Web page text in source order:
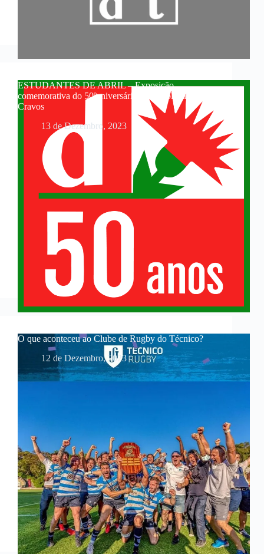
ESTUDANTES DE ABRIL – Exposição
comemorativa do 50ºaniversário da Revolução dos
Cravos
13 de Dezembro, 2023
O que aconteceu ao Clube de Rugby do Técnico?
12 de Dezembro, 2023